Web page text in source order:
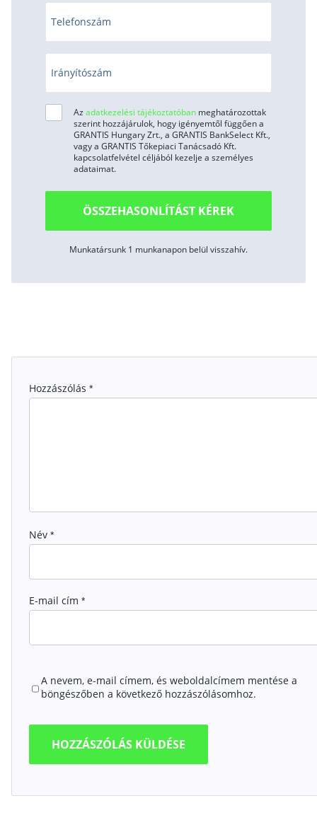
Telefonszám
Irányítószám
Az adatkezelési tájékoztatóban meghatározottak
szerint hozzájárulok, hogy igényemtől függően a
GRANTIS Hungary Zrt., a GRANTIS BankSelect Kft.,
vagy a GRANTIS Tőkepiaci Tanácsadó Kft.
kapcsolatfelvétel céljából kezelje a személyes
adataimat.
ÖSSZEHASONLÍTÁST KÉREK
Munkatársunk 1 munkanapon belül visszahív.
Hozzászólás *
Név *
E-mail cím *
A nevem, e-mail címem, és weboldalcímem mentése a
böngészőben a következő hozzászólásomhoz.